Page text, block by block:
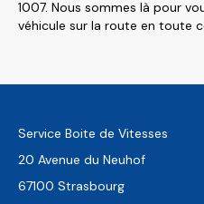
1007. Nous sommes là pour
véhicule sur la route en toute
Service Boite de Vitesses
20 Avenue du Neuhof
67100 Strasbourg